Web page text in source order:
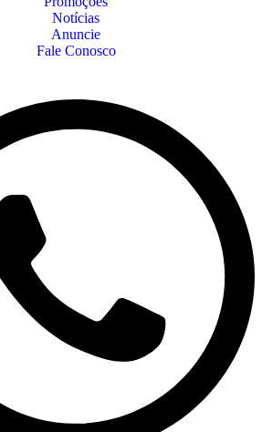
Notícias
Anuncie
Fale Conosco